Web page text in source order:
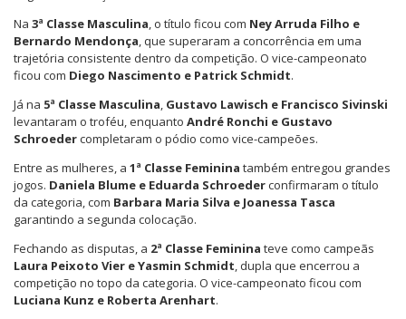
Na 3ª Classe Masculina, o título ficou com Ney Arruda Filho e
Bernardo Mendonça, que superaram a concorrência em uma
trajetória consistente dentro da competição. O vice-campeonato
ficou com Diego Nascimento e Patrick Schmidt.
Já na 5ª Classe Masculina, Gustavo Lawisch e Francisco Sivinski
levantaram o troféu, enquanto André Ronchi e Gustavo
Schroedercompletaram o pódio como vice-campeões.
Entre as mulheres, a 1ª Classe Feminina também entregou grandes
jogos. Daniela Blume e Eduarda Schroederconfirmaram o título
da categoria, com Barbara Maria Silva e Joanessa Tasca
garantindo a segunda colocação.
Fechando as disputas, a 2ª Classe Feminina teve como campeãs
Laura Peixoto Vier e Yasmin Schmidt, dupla que encerrou a
competição no topo da categoria. O vice-campeonato ficou com
Luciana Kunz e Roberta Arenhart.